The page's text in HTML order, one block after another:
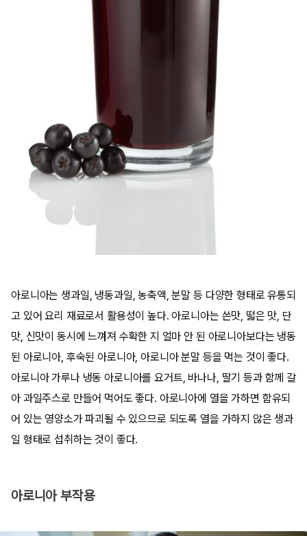
아로니아는 생과일, 냉동과일, 농축액, 분말 등 다양한 형태로 유통되
고 있어 요리 재료로서 활용성이 높다. 아로니아는 쓴맛, 떫은 맛, 단
맛, 신맛이 동시에 느껴져 수확한 지 얼마 안 된 아로니아보다는 냉동
된 아로니아, 후숙된 아로니아, 아로니아 분말 등을 먹는 것이 좋다.
아로니아 가루나 냉동 아로니아를 요거트, 바나나, 딸기 등과 함께 갈
아 과일주스로 만들어 먹어도 좋다. 아로니아에 열을 가하면 함유되
어 있는 영양소가 파괴될 수 있으므로 되도록 열을 가하지 않은 생과
일 형태로 섭취하는 것이 좋다.
아로니아 부작용